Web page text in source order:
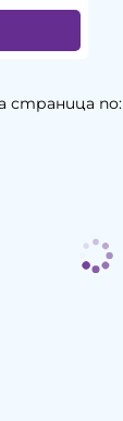
страница по: